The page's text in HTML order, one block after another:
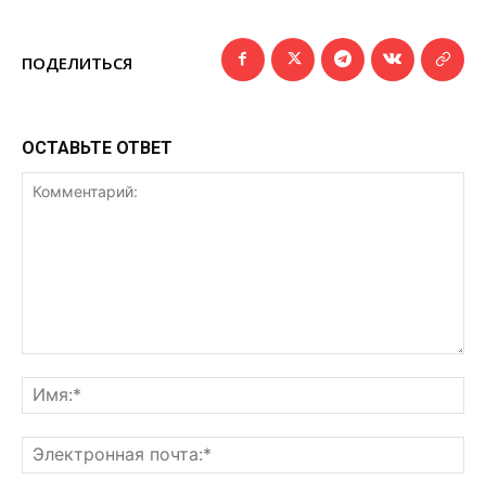
ПОДЕЛИТЬСЯ
ОСТАВЬТЕ ОТВЕТ